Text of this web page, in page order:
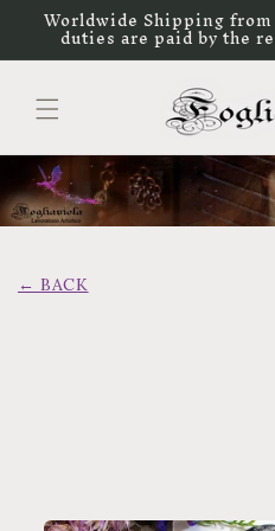
direttamente
ai contenuti
Worldwide Shipping
duties are paid by the
← BACK